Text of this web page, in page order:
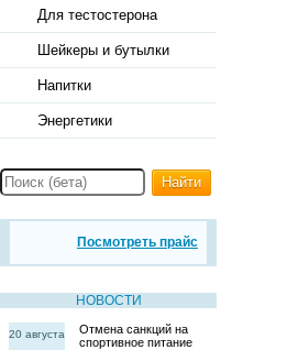
Для тестостерона
Шейкеры и бутылки
Напитки
Энергетики
Найти
Посмотреть прайс
НОВОСТИ
20 августа
Отмена санкций на
спортивное питание